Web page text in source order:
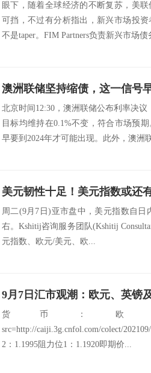
眼下，随着全球经济的不断复苏，美
可挡，不过有分析指出，新兴市场投
不是taper。FIM Partners负责新兴市场
澳洲联储坚持缩债，这一信号
北京时间12:30，澳洲联储公布利率决
目标均维持在0.1%不变，符合市场预
早要到2024年才可能出现。此外，澳洲
周二(9月7日)亚市盘中，美元指数自日
右。Kshitij咨询服务团队(Kshitij
元指数、欧元/美元、欧...
9月7日汇市观潮：欧元、英镑
货币：
src=http://caiji.3g.cnfol.com/colect/
2：1.1995阻力位1：1.1920即期价...